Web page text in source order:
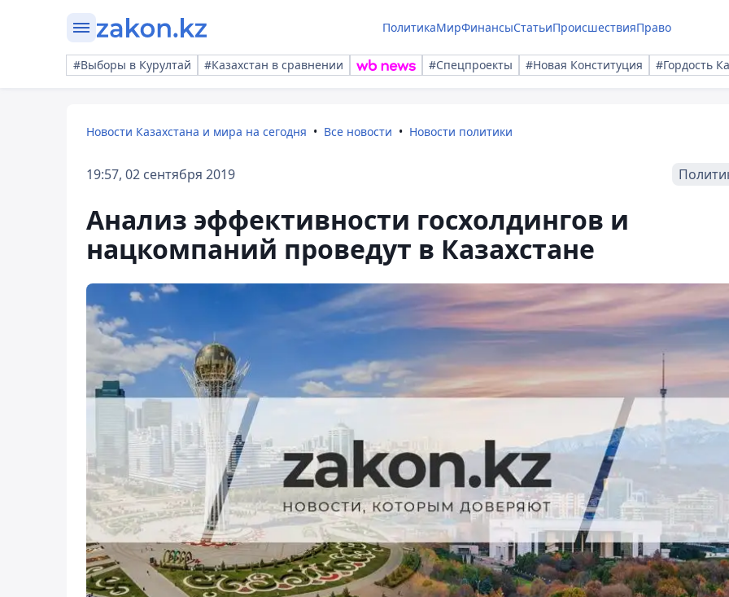
ПолитикаМирФинансыСтатьиПроисшествияПраво
#Выборы в Курултай #Казахстан в сравнении #Спецпроекты #Новая Конституция #Гордость
Новости Казахстана и мира на сегодня Все новости Новости политики
19:57, 02 сентября 2019
Анализ эффективности госхолдингов и
нацкомпаний проведут в Казахстане